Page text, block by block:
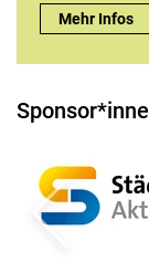
Zur IAG
Mehr Infos
zurück